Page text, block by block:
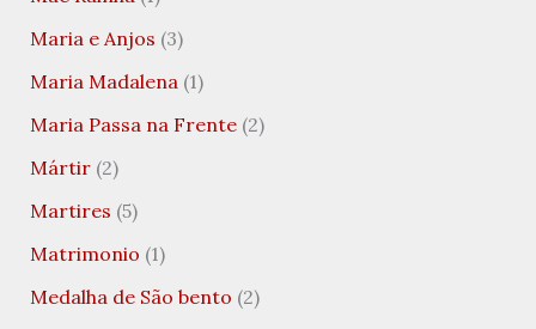
Maria e Anjos (3)
Maria Madalena(1)
Maria Passa na Frente(2)
Mártir(2)
Martires (5)
Matrimonio (1)
Medalha de São bento (2)